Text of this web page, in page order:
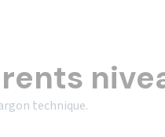
technique.